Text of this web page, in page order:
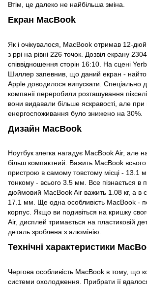
Втім, це далеко не найбільша зміна.
Екран MacBook
Як і очікувалося, MacBook отримав 12-
з ppi на рівні 226 точок. Дозвіл екрану
співвідношення сторін 16:10. На сцені
Шиллер запевнив, що даний екран -
Apple доводилося випускати. Спеціально
компанії переробили розташування
вони видавали більше яскравості, але
енергоспоживання було знижено на 30%.
Дизайн MacBook
Ноутбук злегка нагадує MacBook Air, але на
більш компактний. Важить MacBook
пристрою в самому товстому місці - 13.1
тонкому - всього 3.5 мм. Все пізнається в
дюймовий MacBook Air важить 1.08 кг, а в
17.1 мм. Ще одна особливість MacBook -
корпус. Якщо ви подивіться на кришку
Air, дисплей тримається на пластиковій
деталь зроблена з алюмінію.
Технічні характеристики
Чергова особливість MacBook в тому, що
системи охолодження. Прибрати її